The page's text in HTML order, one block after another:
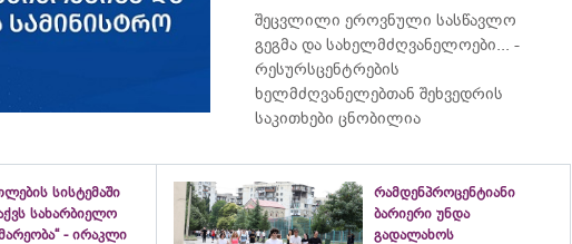
შეცვლილი ეროვნული სასწავლო
გეგმა და სახელმძღვანელოები... -
რესურსცენტრების
ხელმძღვანელებთან შეხვედრის
საკითხები ცნობილია
სისტემაში
სახარბიელო
- ირაკლი
რამდენპროცენტიანი
ბარიერი უნდა
გადალახოს